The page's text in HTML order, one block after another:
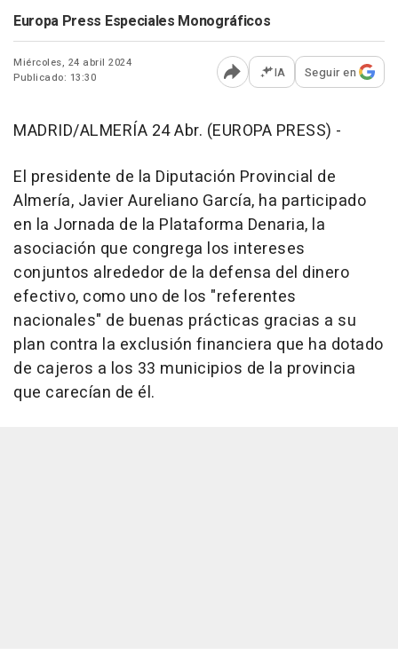
Europa Press Especiales Monográficos
Miércoles, 24 abril 2024
Publicado: 13:30
Abrir opciones para
IA Seguir en
MADRID/ALMERÍA 24 Abr. (EUROPA PRESS) -
El presidente de la Diputación Provincial de
Almería, Javier Aureliano García, ha participado
en la Jornada de la Plataforma Denaria, la
asociación que congrega los intereses
conjuntos alrededor de la defensa del dinero
efectivo, como uno de los "referentes
nacionales" de buenas prácticas gracias a su
plan contra la exclusión financiera que ha dotado
de cajeros a los 33 municipios de la provincia
que carecían de él.